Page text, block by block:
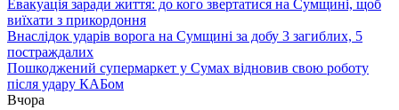
Евакуація заради життя: до кого звертатися на Сумщині, щоб
виїхати з прикордоння
Внаслідок ударів ворога на Сумщині за добу 3 загиблих, 5
постраждалих
Пошкоджений супермаркет у Сумах відновив свою роботу
після удару КАБом
Вчора